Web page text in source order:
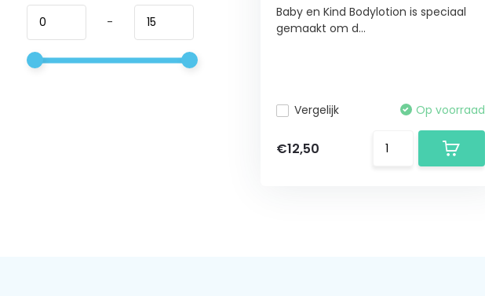
-
Baby en Kind Bodylotion is speciaal
gemaakt om d...
Vergelijk Op voorraad
€12,50